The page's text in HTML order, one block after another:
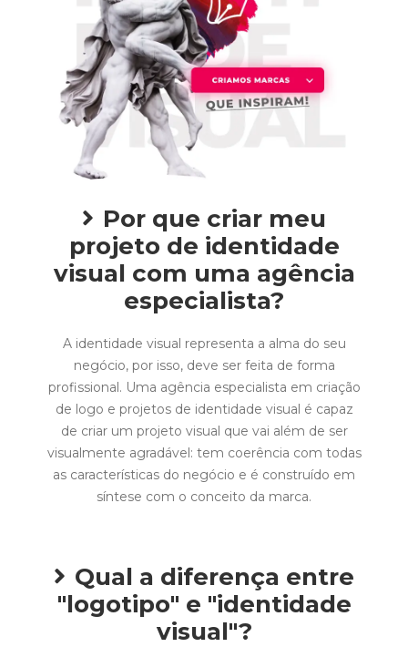
Por que criar meu
projeto de identidade
visual com uma agência
especialista?
A identidade visual representa a alma do seu
negócio, por isso, deve ser feita de forma
profissional. Uma agência especialista em criação
de logo e projetos de identidade visual é capaz
de criar um projeto visual que vai além de ser
visualmente agradável: tem coerência com todas
as características do negócio e é construído em
síntese com o conceito da marca.
Qual a diferença entre
"logotipo" e "identidade
visual"?